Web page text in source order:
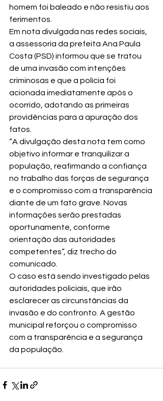
homem foi baleado e não resistiu aos
ferimentos.
Em nota divulgada nas redes sociais,
a assessoria da prefeita Ana Paula
Costa (PSD) informou que se tratou
de uma invasão com intenções
criminosas e que a polícia foi
acionada imediatamente após o
ocorrido, adotando as primeiras
providências para a apuração dos
fatos.
“A divulgação desta nota tem como
objetivo informar e tranquilizar a
população, reafirmando a confiança
no trabalho das forças de segurança
e o compromisso com a transparência
diante de um fato grave. Novas
informações serão prestadas
oportunamente, conforme
orientação das autoridades
competentes”, diz trecho do
comunicado.
O caso está sendo investigado pelas
autoridades policiais, que irão
esclarecer as circunstâncias da
invasão e do confronto. A gestão
municipal reforçou o compromisso
com a transparência e a segurança
da população.